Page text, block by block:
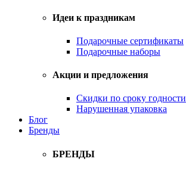
Идеи к праздникам
Подарочные сертификаты
Подарочные наборы
Акции и предложения
Скидки по сроку годности
Нарушенная упаковка
Блог
Бренды
БРЕНДЫ